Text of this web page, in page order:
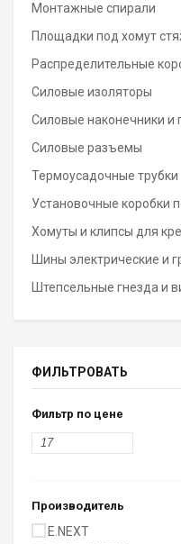
Монтажные спирали
Площадки под хомут
Распределительные
Силовые изоляторы
Силовые наконечники и
Силовые разъемы
Термоусадочные трубки
Установочные коробки
Хомуты и клипсы для
Шины электрические и
Штепсельные гнезда и
ФИЛЬТРОВАТЬ
Фильтр по цене
Производитель
E.NEXT